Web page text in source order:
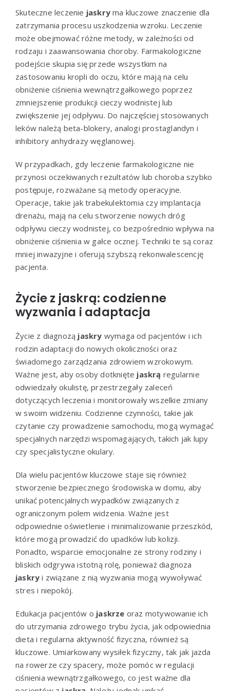
Skuteczne leczenie jaskry ma kluczowe znaczenie dla
zatrzymania procesu uszkodzenia wzroku. Leczenie
może obejmować różne metody, w zależności od
rodzaju i zaawansowania choroby. Farmakologiczne
podejście skupia się przede wszystkim na
zastosowaniu kropli do oczu, które mają na celu
obniżenie ciśnienia wewnątrzgałkowego poprzez
zmniejszenie produkcji cieczy wodnistej lub
zwiększenie jej odpływu. Do najczęściej stosowanych
leków należą beta-blokery, analogi prostaglandyn i
inhibitory anhydrazy węglanowej.
W przypadkach, gdy leczenie farmakologiczne nie
przynosi oczekiwanych rezultatów lub choroba szybko
postępuje, rozważane są metody operacyjne.
Operacje, takie jak trabekulektomia czy implantacja
drenażu, mają na celu stworzenie nowych dróg
odpływu cieczy wodnistej, co bezpośrednio wpływa na
obniżenie ciśnienia w gałce ocznej. Techniki te są coraz
mniej inwazyjne i oferują szybszą rekonwalescencję
pacjenta.
Życie z jaskrą: codzienne
wyzwania i adaptacja
Życie z diagnozą jaskry wymaga od pacjentów i ich
rodzin adaptacji do nowych okoliczności oraz
świadomego zarządzania zdrowiem wzrokowym.
Ważne jest, aby osoby dotknięte jaskrą regularnie
odwiedzały okulistę, przestrzegały zaleceń
dotyczących leczenia i monitorowały wszelkie zmiany
w swoim widzeniu. Codzienne czynności, takie jak
czytanie czy prowadzenie samochodu, mogą wymagać
specjalnych narzędzi wspomagających, takich jak lupy
czy specjalistyczne okulary.
Dla wielu pacjentów kluczowe staje się również
stworzenie bezpiecznego środowiska w domu, aby
unikać potencjalnych wypadków związanych z
ograniczonym polem widzenia. Ważne jest
odpowiednie oświetlenie i minimalizowanie przeszkód,
które mogą prowadzić do upadków lub kolizji.
Ponadto, wsparcie emocjonalne ze strony rodziny i
bliskich odgrywa istotną rolę, ponieważ diagnoza
jaskry i związane z nią wyzwania mogą wywoływać
stres i niepokój.
Edukacja pacjentów o jaskrze oraz motywowanie ich
do utrzymania zdrowego trybu życia, jak odpowiednia
dieta i regularna aktywność fizyczna, również są
kluczowe. Umiarkowany wysiłek fizyczny, tak jak jazda
na rowerze czy spacery, może pomóc w regulacji
ciśnienia wewnątrzgałkowego, co jest ważne dla